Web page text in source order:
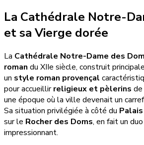
La Cathédrale Notre-
et sa Vierge dorée
La Cathédrale Notre-Dame des
roman du XIIe siècle, construit
un style roman provençal
pour accueillirreligieux et pèlerins de
une époque où la ville devenait un
Sa situation privilégiée à côté du
sur le Rocher des Doms, en fait un
impressionnant.